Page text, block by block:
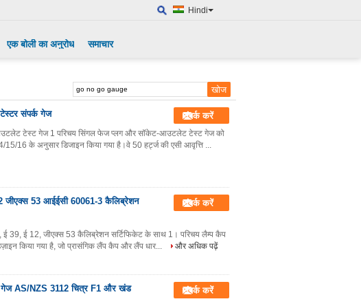
Hindi
एक बोली का अनुरोध समाचार
संपर्क गेज संपर्क करें
टेस्ट गेज 1 परिचय सिंगल फेज प्लग और सॉकेट-आउटलेट टेस्ट गेज को
के अनुसार डिजाइन किया गया है।वे 50 हर्ट्ज की एसी आवृत्ति ...
जीएक्स 53 आईईसी 60061-3 कैलिब्रेशन
संपर्क करें
39, ई 12, जीएक्स 53 कैलिब्रेशन सर्टिफिकेट के साथ 1। परिचय लैम्प कैप
किया गया है, जो प्रासंगिक लैंप कैप और लैंप धार...
और अधिक पढ़ें
AS/NZS 3112 चित्र F1 और खंड
संपर्क करें